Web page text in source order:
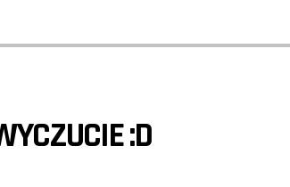
:D